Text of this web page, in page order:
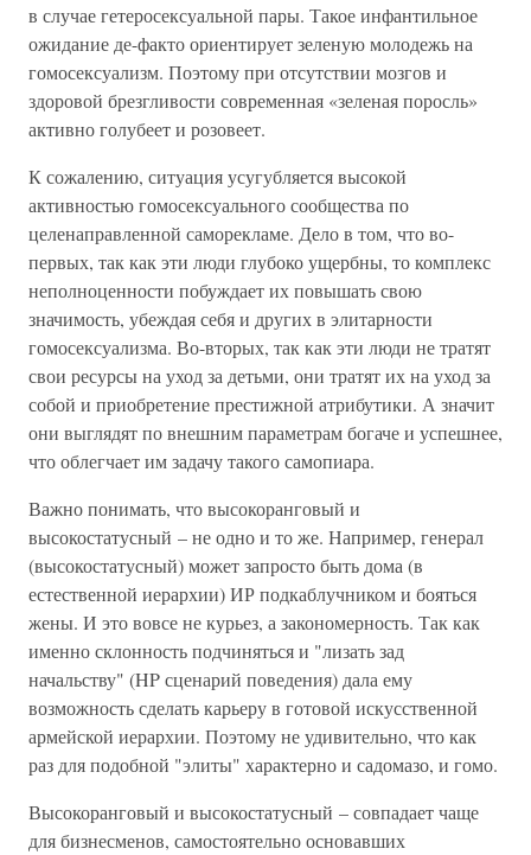
в случае гетеросексуальной пары. Такое инфантильное
ожидание де-факто ориентирует зеленую молодежь на
гомосексуализм. Поэтому при отсутствии мозгов и
здоровой брезгливости современная «зеленая поросль»
активно голубеет и розовеет.
К сожалению, ситуация усугубляется высокой
активностью гомосексуального сообщества по
целенаправленной саморекламе. Дело в том, что во-
первых, так как эти люди глубоко ущербны, то комплекс
неполноценности побуждает их повышать свою
значимость, убеждая себя и других в элитарности
гомосексуализма. Во-вторых, так как эти люди не тратят
свои ресурсы на уход за детьми, они тратят их на уход за
собой и приобретение престижной атрибутики. А значит
они выглядят по внешним параметрам богаче и успешнее,
что облегчает им задачу такого самопиара.
Важно понимать, что высокоранговый и
высокостатусный – не одно и то же. Например, генерал
(высокостатусный) может запросто быть дома (в
естественной иерархии) ИР подкаблучником и бояться
жены. И это вовсе не курьез, а закономерность. Так как
именно склонность подчиняться и "лизать зад
начальству" (HP сценарий поведения) дала ему
возможность сделать карьеру в готовой искусственной
армейской иерархии. Поэтому не удивительно, что как
раз для подобной "элиты" характерно и садомазо, и гомо.
Высокоранговый и высокостатусный – совпадает чаще
для бизнесменов, самостоятельно основавших